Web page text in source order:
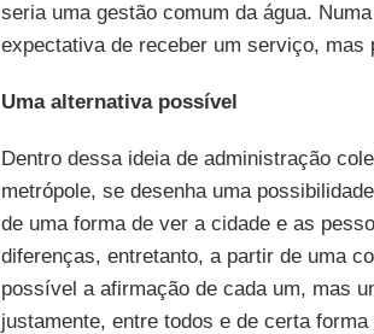
seria uma gestão comum da água.
expectativa de receber um serviço, mas
Uma alternativa possível
Dentro dessa ideia de administração
metrópole, se desenha uma
de uma forma de ver a cidade e as
diferenças, entretanto, a partir de uma
possível a afirmação de cada um, mas
justamente, entre todos e de certa